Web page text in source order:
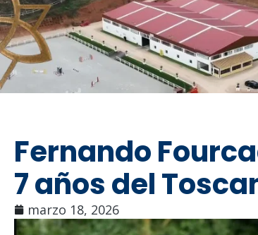
Fernando
7 años del
marzo 18, 2026